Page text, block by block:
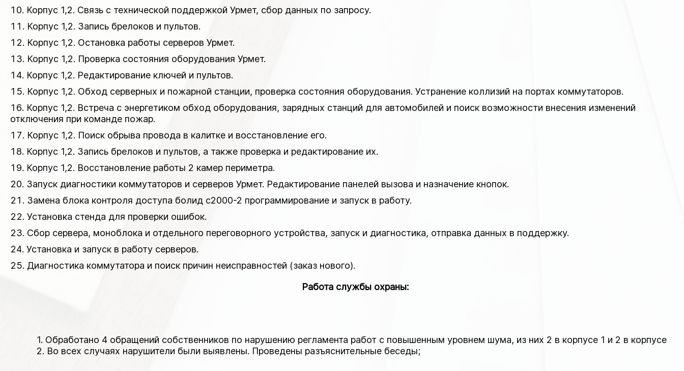
Корпус 1,2. Связь с технической поддержкой Урмет, сбор данных по запросу.
Корпус 1,2. Запись брелоков и пультов.
Корпус 1,2. Остановка работы серверов Урмет.
Корпус 1,2. Проверка состояния оборудования Урмет.
Корпус 1,2. Редактирование ключей и пультов.
Корпус 1,2. Обход серверных и пожарной станции, проверка состояния оборудования. Устранение коллизий на портах коммутаторов.
Корпус 1,2. Встреча с энергетиком обход оборудования, зарядных станций для автомобилей и поиск возможности внесения изменений
отключения при команде пожар.
Корпус 1,2. Поиск обрыва провода в калитке и восстановление его.
Корпус 1,2. Запись брелоков и пультов, а также проверка и редактирование их.
Корпус 1,2. Восстановление работы 2 камер периметра.
Запуск диагностики коммутаторов и серверов Урмет. Редактирование панелей вызова и назначение кнопок.
Замена блока контроля доступа болид с2000-2 программирование и запуск в работу.
Установка стенда для проверки ошибок.
Сбор сервера, моноблока и отдельного переговорного устройства, запуск и диагностика, отправка данных в поддержку.
Установка и запуск в работу серверов.
Диагностика коммутатора и поиск причин неисправностей (заказ нового).
Работа службы охраны:
1. Обработано 4 обращений собственников по нарушению регламента работ с повышенным уровнем шума, из них 2 в корпусе 1 и 2 в корпусе
2. Во всех случаях нарушители были выявлены. Проведены разъяснительные беседы;